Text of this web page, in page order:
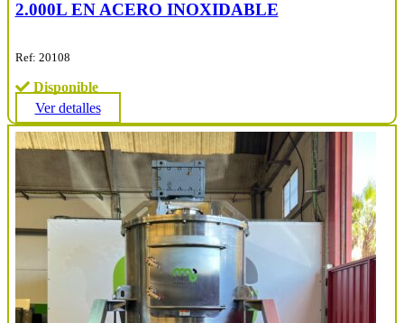
2.000L EN ACERO INOXIDABLE
Ref: 20108
Disponible
Ver detalles